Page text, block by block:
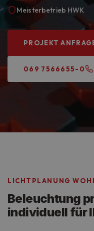
Meisterbetrieb HWK
PROJEKT
069 7566655-0
LICHTPLANUNG
Beleuchtung
individuell für